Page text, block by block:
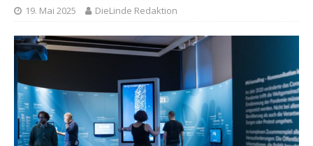
19. Mai 2025 DieLinde Redaktion